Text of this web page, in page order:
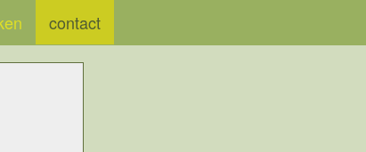
contact